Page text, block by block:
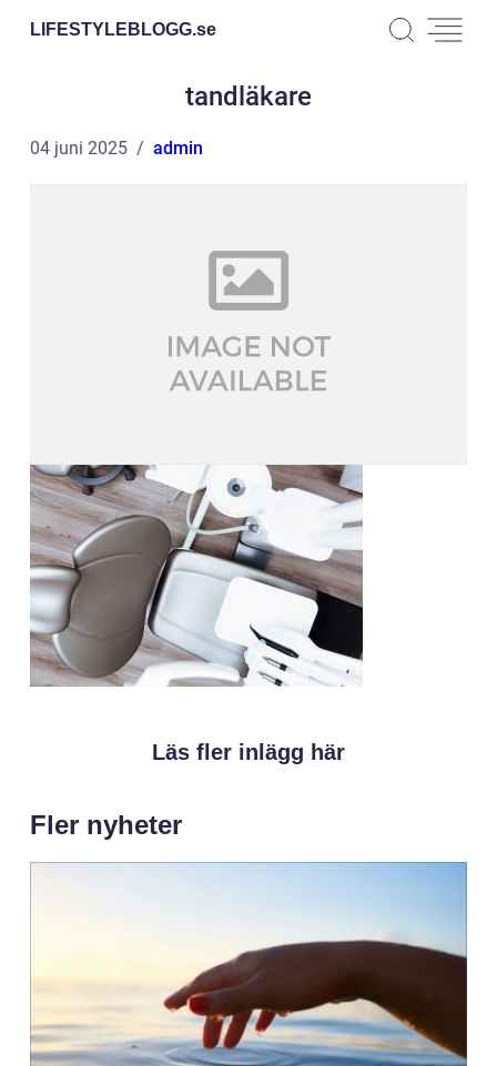
LIFESTYLEBLOGG.se
tandläkare
04 juni 2025 admin
Läs fler inlägg här
Fler nyheter